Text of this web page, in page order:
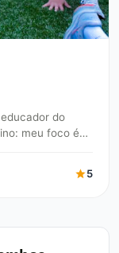
do
meu foco é
5